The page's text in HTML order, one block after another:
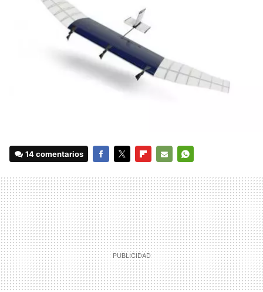
14 comentarios
MAIL